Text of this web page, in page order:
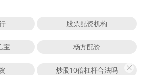
股票配资机构
宝 杨方配资
炒股10倍杠杆合法吗